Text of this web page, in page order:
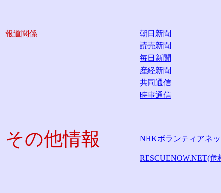
報道関係
朝日新聞
読売新聞
毎日新聞
産経新聞
共同通信
時事通信
その他情報 NHKボランティアネ
RESCUENOW.NET(